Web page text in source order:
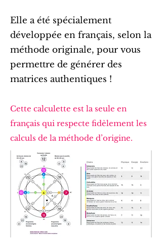
Elle a été spécialement
développée en français, selon la
méthode originale, pour vous
permettre de générer des
matrices authentiques !
Cette calculette est la seule en
français qui respecte fidèlement les
calculs de la méthode d’origine.